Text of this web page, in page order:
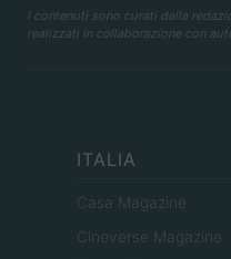
I contenuti sono curati dalla
realizzati in collaborazione con
ITALIA
Casa Magazine
Cineverse Magazine